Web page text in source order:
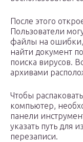
После этого
Пользователи
файлы на ошибки,
найти документ
поиска вирусов.
архивами
Чтобы
компьютер,
панели
указать путь для
перезаписи.